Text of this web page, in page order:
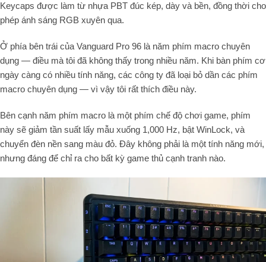
Keycaps được làm từ nhựa PBT đúc kép, dày và bền, đồng thời cho
phép ánh sáng RGB xuyên qua.
Ở phía bên trái của Vanguard Pro 96 là năm phím macro chuyên
dụng — điều mà tôi đã không thấy trong nhiều năm. Khi bàn phím cơ
ngày càng có nhiều tính năng, các công ty đã loại bỏ dần các phím
macro chuyên dụng — vì vậy tôi rất thích điều này.
Bên cạnh năm phím macro là một phím chế độ chơi game, phím
này sẽ giảm tần suất lấy mẫu xuống 1,000 Hz, bật WinLock, và
chuyển đèn nền sang màu đỏ. Đây không phải là một tính năng mới,
nhưng đáng để chỉ ra cho bất kỳ game thủ cạnh tranh nào.